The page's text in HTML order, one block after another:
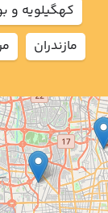
كهگيلويه و
مازندران